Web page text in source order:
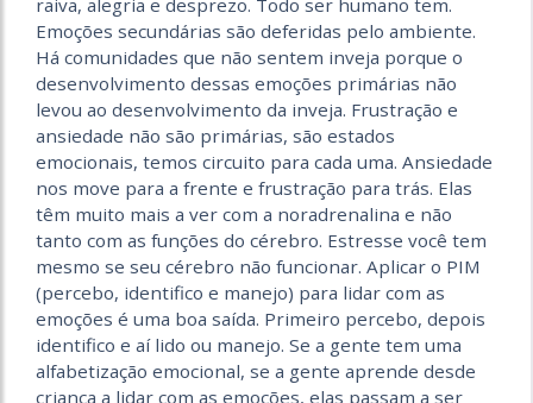
raiva, alegria e desprezo. Todo ser humano tem.
Emoções secundárias são deferidas pelo ambiente.
Há comunidades que não sentem inveja porque o
desenvolvimento dessas emoções primárias não
levou ao desenvolvimento da inveja. Frustração e
ansiedade não são primárias, são estados
emocionais, temos circuito para cada uma. Ansiedade
nos move para a frente e frustração para trás. Elas
têm muito mais a ver com a noradrenalina e não
tanto com as funções do cérebro. Estresse você tem
mesmo se seu cérebro não funcionar. Aplicar o PIM
(percebo, identifico e manejo) para lidar com as
emoções é uma boa saída. Primeiro percebo, depois
identifico e aí lido ou manejo. Se a gente tem uma
alfabetização emocional, se a gente aprende desde
criança a lidar com as emoções, elas passam a ser